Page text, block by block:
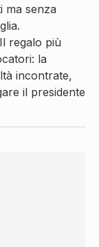
ma senza
regalo più
la
incontrate,
il presidente